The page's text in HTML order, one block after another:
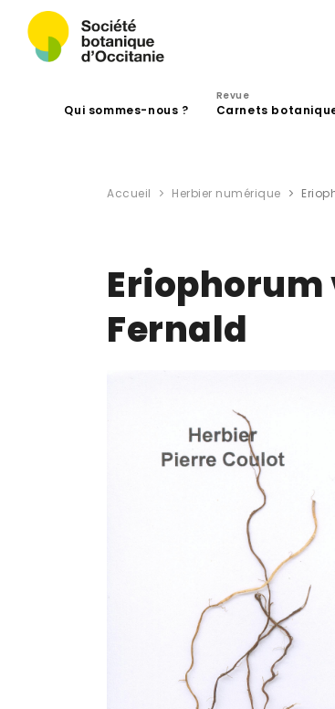
Qui sommes-nous ?
Revue
Carnets
Accueil Herbier numérique
Fernald